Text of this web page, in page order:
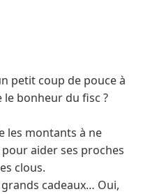
petit coup de pouce à
bonheur du fisc ?
les montants à ne
aider ses proches
clous.
cadeaux… Oui,